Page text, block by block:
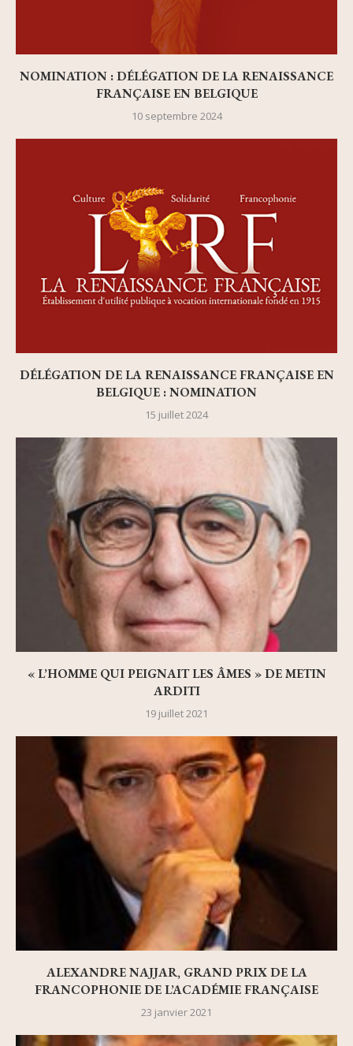
NOMINATION : DÉLÉGATION DE LA RENAISSANCE
FRANÇAISE EN BELGIQUE
10 septembre 2024
DÉLÉGATION DE LA RENAISSANCE FRANÇAISE EN
BELGIQUE : NOMINATION
15 juillet 2024
« L’HOMME QUI PEIGNAIT LES ÂMES » DE METIN
ARDITI
19 juillet 2021
ALEXANDRE NAJJAR, GRAND PRIX DE LA
FRANCOPHONIE DE L’ACADÉMIE FRANÇAISE
23 janvier 2021